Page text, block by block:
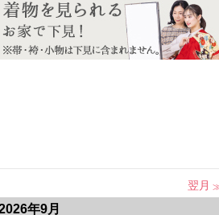
翌月
年9月